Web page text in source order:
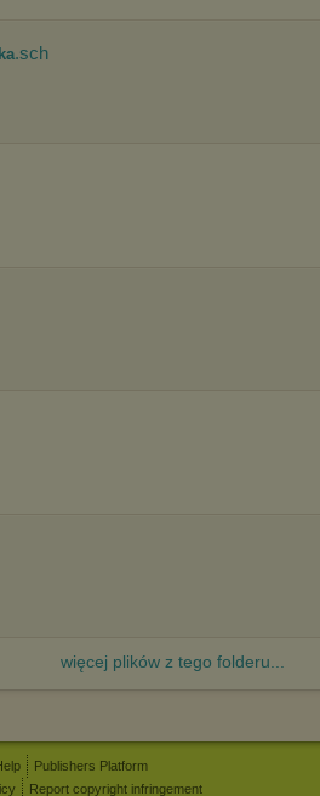
.sch
więcej plików z tego folderu...
Publishers Platform
Report copyright infringement